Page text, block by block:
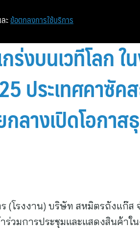
าแรก ท่องเที่ยว
ร่งบนเวทีโลก ใ
ประเทศคาซัค
ลางเปิดโอกา
(โรงงาน) บริษัท สหมิตรถังแก๊ส
ร่วมการประชุมและแสดงสินค้าใ
ะ ข้อตกลงการใช้บริการ